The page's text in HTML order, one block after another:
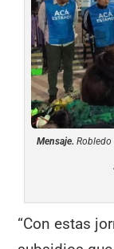
Mensaje. Robledo
“Con estas